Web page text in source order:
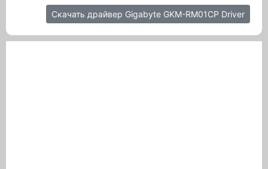
Скачать драйвер Gigabyte GKM-RM01CP Driver